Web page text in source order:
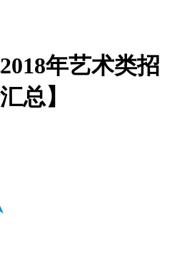
年艺术类招
总】